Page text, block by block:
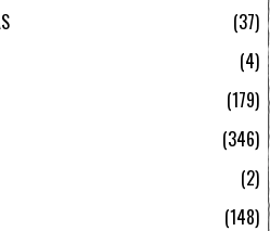
37
4
179
346
2
148